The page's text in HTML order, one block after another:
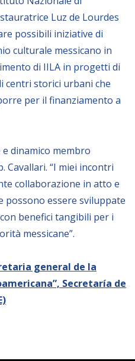
Luz de Lourdes
possibili iniziative di
culturale messicano in
di IILA in progetti di
centri storici urbani che
per il finanziamento a
dinamico membro
Cavallari. “I miei incontri
collaborazione in atto e
possono essere sviluppate
benefici tangibili per i
messicane”.
general de la
Secretaría de